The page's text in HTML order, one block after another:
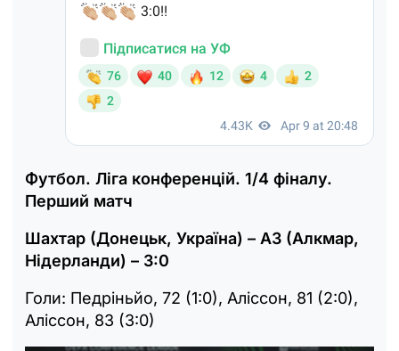
Футбол. Ліга конференцій. 1/4 фіналу.
Перший матч
Шахтар (Донецьк, Україна) – АЗ (Алкмар,
Нідерланди) – 3:0
Голи: Педріньйо, 72 (1:0), Аліссон, 81 (2:0),
Аліссон, 83 (3:0)